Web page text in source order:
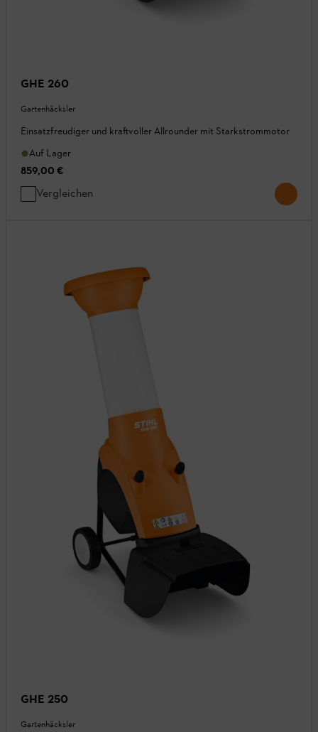
GHE 260
Gartenhäcksler
Einsatzfreudiger und kraftvoller Allrounder mit Starkstrommotor
Auf Lager
859,00 €
Vergleichen
GHE 250
Gartenhäcksler